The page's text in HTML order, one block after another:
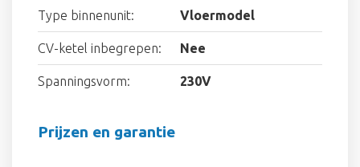
Type binnenunit: Vloermodel
CV-ketel inbegrepen: Nee
Spanningsvorm: 230V
Prijzen en garantie